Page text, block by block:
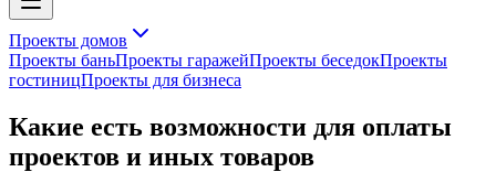
Проекты домов
Проекты баньПроекты гаражейПроекты беседокПроекты
гостиницПроекты для бизнеса
Какие есть возможности для оплаты
проектов и иных товаров